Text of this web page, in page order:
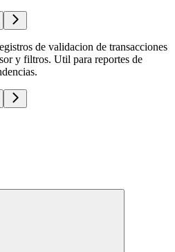
de validacion de transacciones
y filtros. Util para reportes de